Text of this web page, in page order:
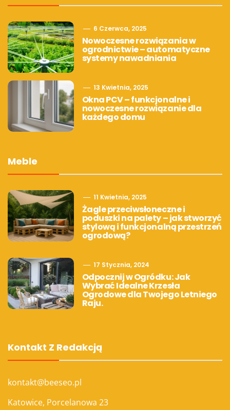
6 Czerwca, 2025
Nowoczesne rozwiązania w
ogrodnictwie – automatyczne
systemy nawadniania
13 Kwietnia, 2025
Okna PCV – funkcjonalne i
nowoczesne rozwiązanie dla
każdego domu
Meble
11 Kwietnia, 2025
Żagle przeciwsłoneczne i
poduszki na palety – jak stworzyć
stylową i funkcjonalną przestrzeń
ogrodową?
17 Stycznia, 2024
Odpocznij w Ogródku: Jak
Wybrać Idealne Krzesła
Ogrodowe dla Twojego Letniego
Raju.
Kontakt Z Redakcją
kontakt@beeseo.pl
Katowice, Porcelanowa 23